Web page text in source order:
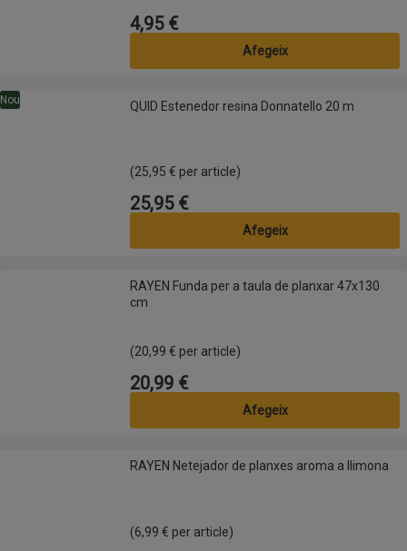
Preu
4,95 €
Afegeix
Nou
QUID Estenedor resina Donnatello 20 mQUID Estenedor resina Donnatello 20 m
(25,95 € per article)
Preu
25,95 €
Afegeix
RAYEN Funda per a taula de planxar 47x130 cm
RAYEN Funda per a taula de planxar 47x130
cm
(20,99 € per article)
Preu
20,99 €
Afegeix
RAYEN Netejador de planxes aroma a llimonaRAYEN Netejador de planxes aroma a llimona
(6,99 € per article)